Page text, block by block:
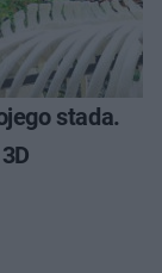
stada.